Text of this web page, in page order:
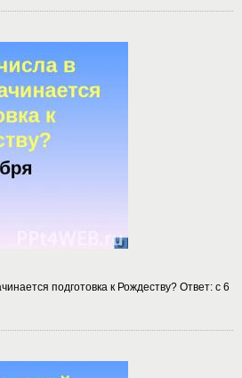
подготовка к Рождеству? Ответ: с 6